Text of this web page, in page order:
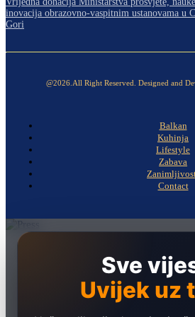
inovacija obrazovno-vaspitnim ustanovama u
Gori
@2026.All Right Reserved. Designed and
Balkan
Kuhinja
Lifestyle
Zabava
Contact
Sve
Uvijek uz